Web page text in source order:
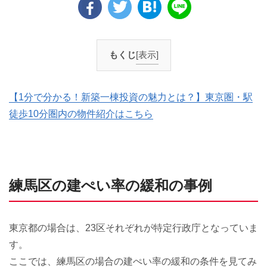
もくじ[表示]
【1分で分かる！新築一棟投資の魅力とは？】東京圏・駅
徒歩10分圏内の物件紹介はこちら
練馬区の建ぺい率の緩和の事例
東京都の場合は、23区それぞれが特定行政庁となっていま
す。
ここでは、練馬区の場合の建ぺい率の緩和の条件を見てみ